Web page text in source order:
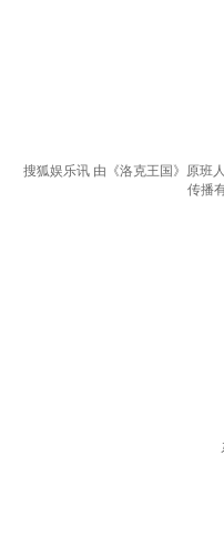
搜狐娱乐讯 由《洛克王国》原班
传播